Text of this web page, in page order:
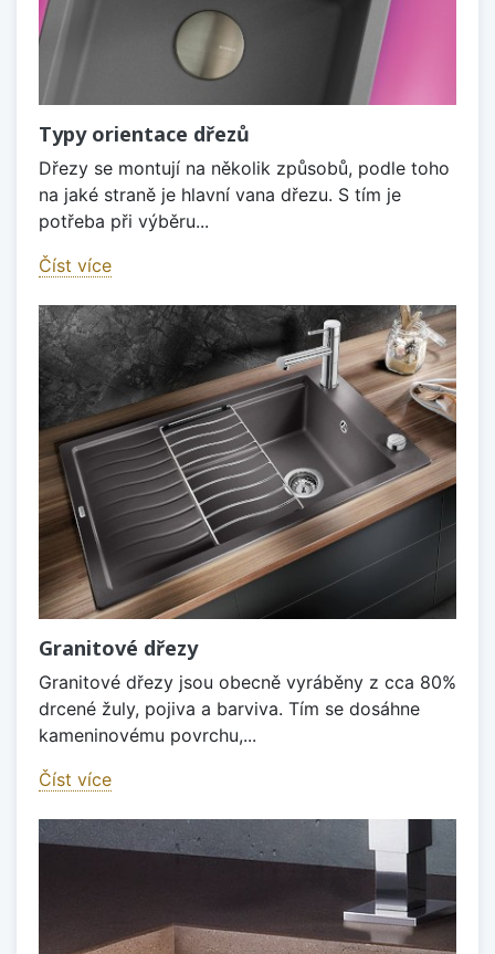
Typy orientace dřezů
Dřezy se montují na několik způsobů, podle toho
na jaké straně je hlavní vana dřezu. S tím je
potřeba při výběru...
Číst více
Granitové dřezy
Granitové dřezy jsou obecně vyráběny z cca 80%
drcené žuly, pojiva a barviva. Tím se dosáhne
kameninovému povrchu,...
Číst více